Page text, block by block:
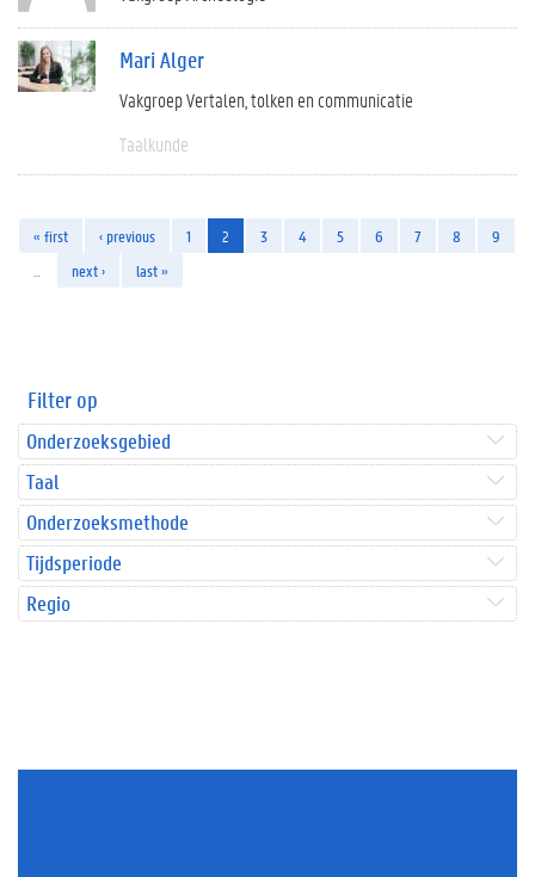
Mari Alger
Vakgroep Vertalen, tolken en communicatie
Taalkunde
« first ‹ previous 1 2 3 4 5 6 7 8
9
next › last »
Filter op
Onderzoeksgebied
Taal
Onderzoeksmethode
Tijdsperiode
Regio